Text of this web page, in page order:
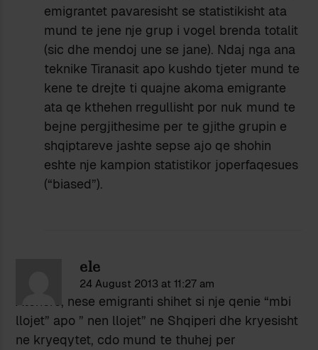
emigrantet pavaresisht se statistikisht ata
mund te jene nje grup i vogel brenda totalit
(sic dhe mendoj une se jane). Ndaj nga ana
teknike Tiranasit apo kushdo tjeter mund te
kene te drejte ti quajne akoma emigrante
ata qe kthehen rregullisht por nuk mund te
bejne pergjithesime per te gjithe grupin e
shqiptareve jashte sepse ajo qe shohin
eshte nje kampion statistikor joperfaqesues
(“biased”).
ele
24 August 2013 at 11:27 am
Atehere, nese emigranti shihet si nje qenie “mbi
llojet” apo ” nen llojet” ne Shqiperi dhe kryesisht
ne kryeqytet, cdo mund te thuhej per